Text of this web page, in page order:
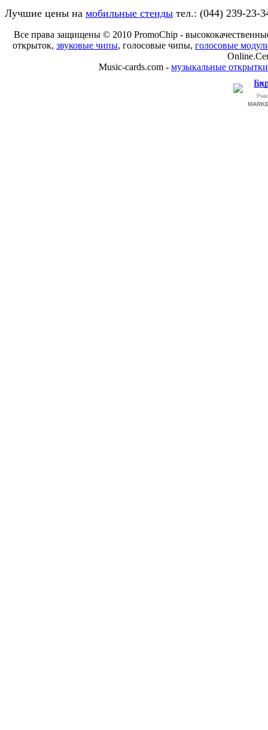
Лучшие цены на мобильные стенды тел.: (044) 239-23-
Все права защищены © 2010 PromoChip -
открыток, звуковые чипы, голосовые чипы, голосовые
Music-cards.com - музыкальные открытки